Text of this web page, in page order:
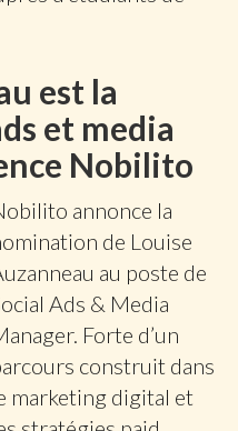
est la
et media
Nobilito
annonce la
de Louise
au poste de
Ads & Media
Forte d’un
construit dans
marketing digital et